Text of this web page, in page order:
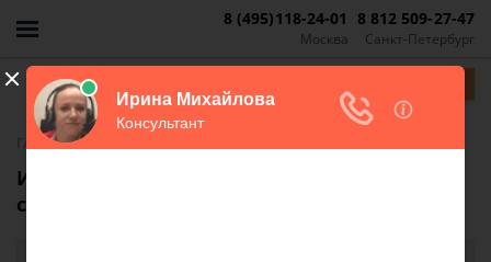
Москва
8 (495)118-24-01
Санкт-Петербург
8 812 509-27-47
Главная-FAQ
Имеют ли право отключить свет, если в
семье несовершеннолетние дети?